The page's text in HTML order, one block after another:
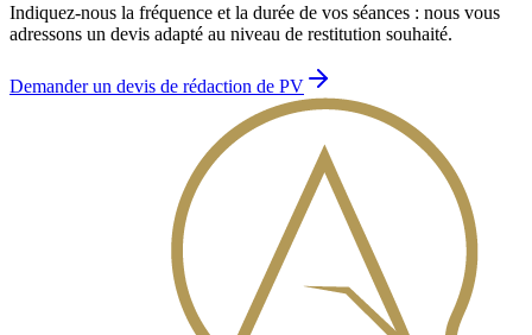
Indiquez-nous la fréquence et la durée de vos séances : nous vous
adressons un devis adapté au niveau de restitution souhaité.
Demander un devis de rédaction de PV